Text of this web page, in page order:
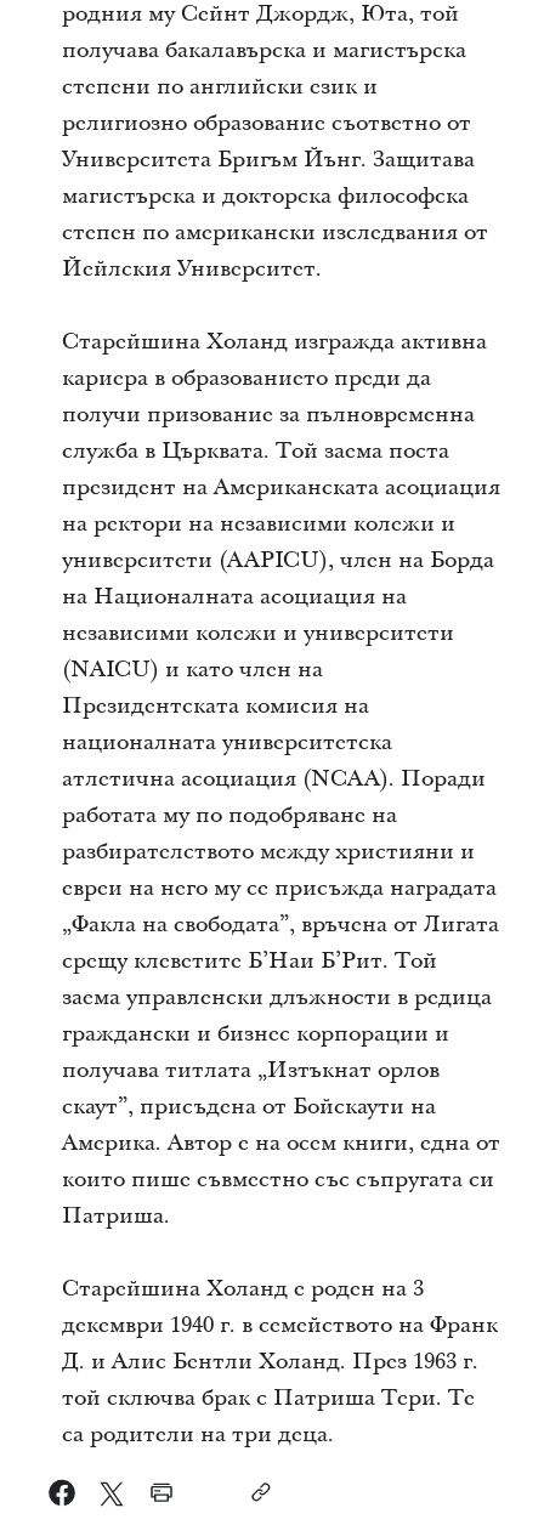
родния му Сейнт Джордж, Юта, той
получава бакалавърска и магистърска
степени по английски език и
религиозно образование съответно от
Университета Бригъм Йънг. Защитава
магистърска и докторска философска
степен по американски изследвания от
Йейлския Университет.
Старейшина Холанд изгражда активна
кариера в образованието преди да
получи призование за пълновременна
служба в Църквата. Той заема поста
президент на Американската асоциация
на ректори на независими колежи и
университети (AAPICU), член на Борда
на Националната асоциация на
независими колежи и университети
(NAICU) и като член на
Президентската комисия на
националната университетска
атлетична асоциация (NCAA). Поради
работата му по подобряване на
разбирателството между християни и
евреи на него му се присъжда наградата
„Факла на свободата”, връчена от Лигата
срещу клеветите Б’Наи Б’Рит. Той
заема управленски длъжности в редица
граждански и бизнес корпорации и
получава титлата „Изтъкнат орлов
скаут”, присъдена от Бойскаути на
Америка. Автор е на осем книги, една от
които пише съвместно със съпругата си
Патриша.
Старейшина Холанд е роден на 3
декември 1940 г. в семейството на Франк
Д. и Алис Бентли Холанд. През 1963 г.
той сключва брак с Патриша Тери. Те
са родители на три деца.